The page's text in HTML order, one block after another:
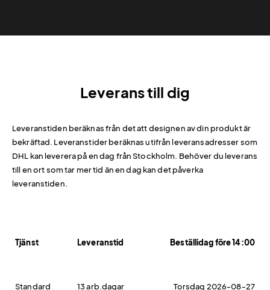
Leverans till dig
Leveranstiden beräknas från det att designen av din produkt är
bekräftad. Leveranstider beräknas utifrån leveransadresser som
DHL kan leverera på en dag från Stockholm. Behöver du leverans
till en ort som tar mer tid än en dag kan det påverka
leveranstiden.
Tjänst Leveranstid Beställidag före 14:00
Standard 13 arb.dagar Torsdag 2026-08-27